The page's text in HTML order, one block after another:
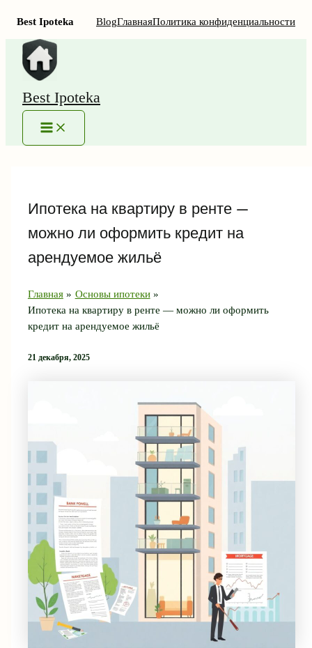
Best Ipoteka BlogГлавнаяПолитика конфиденциальности
Перейти
содержимому
Best Ipoteka
MAIN
MENU
Ипотека на квартиру в ренте —
можно ли оформить кредит на
арендуемое жильё
Главная
Основы ипотеки
Ипотека на квартиру в ренте — можно ли оформить
кредит на арендуемое жильё
21 декабря, 2025